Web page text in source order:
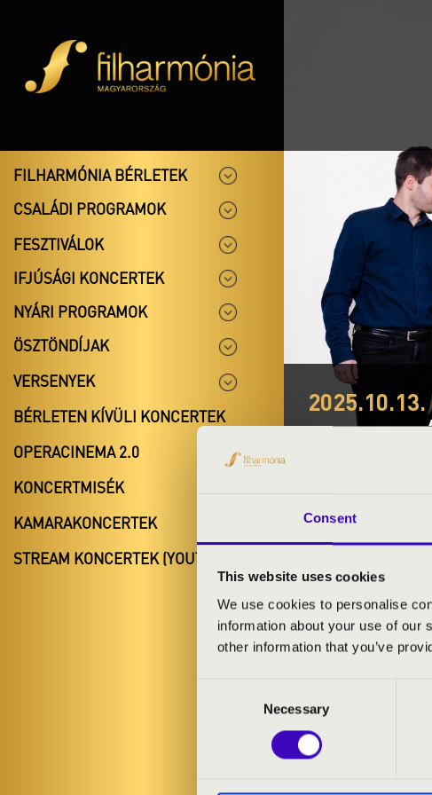
Consent
This website uses cookies
We use cookies to personalise
information about your use of our
other information that you’ve
Necessary
FILHARMÓNIA BÉRLETEK
CSALÁDI PROGRAMOK
FESZTIVÁLOK
IFJÚSÁGI KONCERTEK
NYÁRI PROGRAMOK
ÖSZTÖNDÍJAK
VERSENYEK
BÉRLETEN KÍVÜLI KONCERTEK
OPERACINEMA 2.0
KONCERTMISÉK
KAMARAKONCERTEK
STREAM KONCERTEK (YOUTUBE)
Tata
Komárom-
BÉRLET- ÉS
ELŐADÓK: